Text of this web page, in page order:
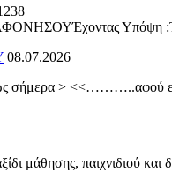
27340-61238
:Τις διατάξεις
08.07.2026
> <<………..αφού
μάθησης, παιχνιδιού